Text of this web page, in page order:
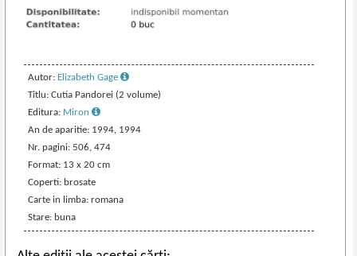
Autor: Elizabeth Gage
Titlu: Cutia Pandorei (2 volume)
Editura: Miron
An de aparitie: 1994, 1994
Nr. pagini: 506, 474
Format: 13 x 20 cm
Coperti: brosate
Carte in limba: romana
Stare: buna